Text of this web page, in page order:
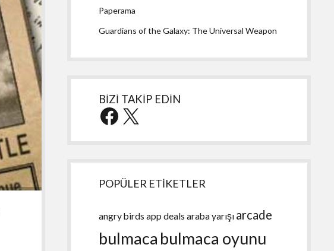
Paperama
Guardians of the Galaxy: The Universal Weapon
BİZİ TAKİP EDİN
Facebook
X
POPÜLER ETİKETLER
angry birds app deals araba yarışı arcade
bulmaca bulmaca oyunu